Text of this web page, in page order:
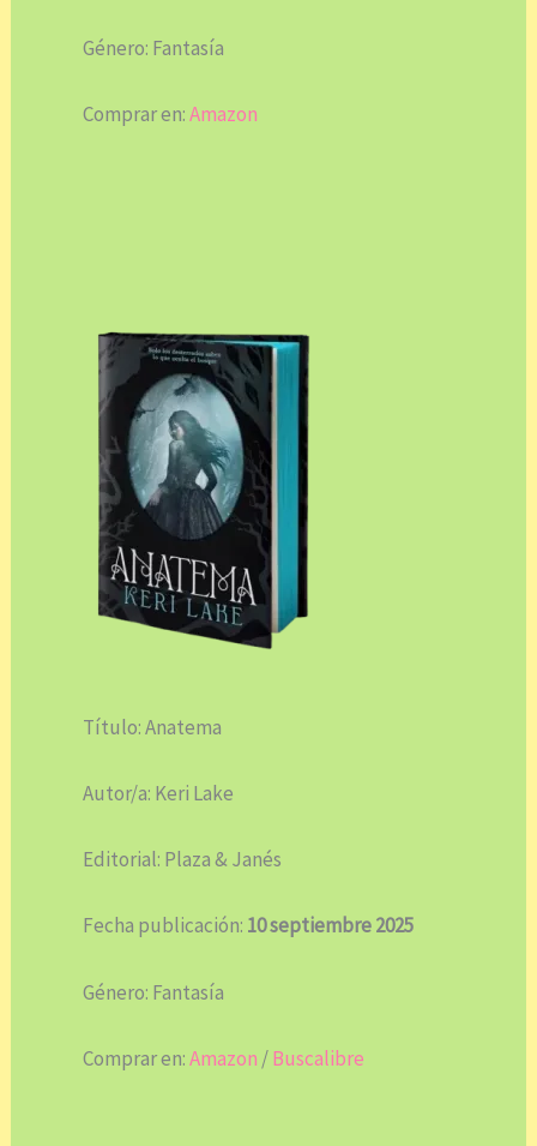
Género: Fantasía
Comprar en:Amazon
Título: Anatema
Autor/a: Keri Lake
Editorial: Plaza & Janés
Fecha publicación: 10 septiembre 2025
Género: Fantasía
Comprar en:Amazon /Buscalibre